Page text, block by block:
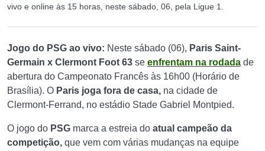
vivo e online às 15 horas, neste sábado, 06, pela Ligue 1.
Jogo do PSG ao vivo: Neste sábado (06), Paris Saint-
Germain x Clermont Foot 63 se enfrentam na rodada de
abertura do Campeonato Francês às 16h00 (Horário de
Brasília). O Paris joga fora de casa, na cidade de
Clermont-Ferrand, no estádio Stade Gabriel Montpied.
O jogo do PSG marca a estreia do atual campeão da
competição, que vem com várias mudanças na equipe